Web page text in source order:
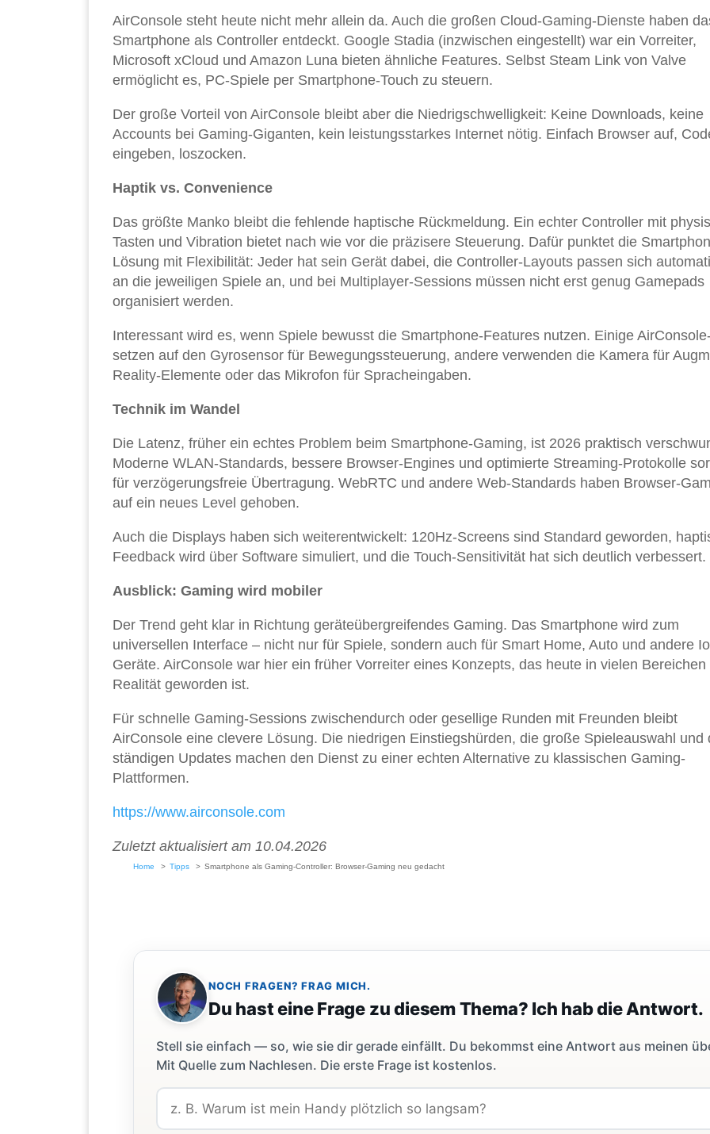
AirConsole steht heute nicht mehr allein da. Auch die großen Cloud-Gaming-Dienste haben
Smartphone als Controller entdeckt. Google Stadia (inzwischen eingestellt) war ein Vorreiter,
Microsoft xCloud und Amazon Luna bieten ähnliche Features. Selbst Steam Link von Valve
ermöglicht es, PC-Spiele per Smartphone-Touch zu steuern.
Der große Vorteil von AirConsole bleibt aber die Niedrigschwelligkeit: Keine Downloads, keine
Accounts bei Gaming-Giganten, kein leistungsstarkes Internet nötig. Einfach Browser auf,
eingeben, loszocken.
Haptik vs. Convenience
Das größte Manko bleibt die fehlende haptische Rückmeldung. Ein echter Controller mit
Tasten und Vibration bietet nach wie vor die präzisere Steuerung. Dafür punktet die
Lösung mit Flexibilität: Jeder hat sein Gerät dabei, die Controller-Layouts passen sich
an die jeweiligen Spiele an, und bei Multiplayer-Sessions müssen nicht erst genug Gamepads
organisiert werden.
Interessant wird es, wenn Spiele bewusst die Smartphone-Features nutzen. Einige
setzen auf den Gyrosensor für Bewegungssteuerung, andere verwenden die Kamera für
Reality-Elemente oder das Mikrofon für Spracheingaben.
Technik im Wandel
Die Latenz, früher ein echtes Problem beim Smartphone-Gaming, ist 2026 praktisch
Moderne WLAN-Standards, bessere Browser-Engines und optimierte Streaming-Protokolle
für verzögerungsfreie Übertragung. WebRTC und andere Web-Standards haben Browser-
auf ein neues Level gehoben.
Auch die Displays haben sich weiterentwickelt: 120Hz-Screens sind Standard geworden,
Feedback wird über Software simuliert, und die Touch-Sensitivität hat sich deutlich verbessert.
Ausblick: Gaming wird mobiler
Der Trend geht klar in Richtung geräteübergreifendes Gaming. Das Smartphone wird zum
universellen Interface – nicht nur für Spiele, sondern auch für Smart Home, Auto und andere
Geräte. AirConsole war hier ein früher Vorreiter eines Konzepts, das heute in vielen Bereichen
Realität geworden ist.
Für schnelle Gaming-Sessions zwischendurch oder gesellige Runden mit Freunden bleibt
AirConsole eine clevere Lösung. Die niedrigen Einstiegshürden, die große Spieleauswahl und
ständigen Updates machen den Dienst zu einer echten Alternative zu klassischen Gaming-
Plattformen.
https://www.airconsole.com
Zuletzt aktualisiert am 10.04.2026
Home Tipps Smartphone als Gaming-Controller: Browser-Gaming neu gedacht
NOCH FRAGEN? FRAG MICH.
Du hast eine Frage zu diesem Thema? Ich hab die Antwort.
Stell sie einfach — so, wie sie dir gerade einfällt. Du bekommst eine Antwort aus meinen
Mit Quelle zum Nachlesen. Die erste Frage ist kostenlos.